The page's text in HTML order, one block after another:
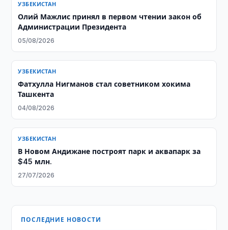
УЗБЕКИСТАН
Олий Мажлис принял в первом чтении закон об
Администрации Президента
05/08/2026
УЗБЕКИСТАН
Фатхулла Нигманов стал советником хокима
Ташкента
04/08/2026
УЗБЕКИСТАН
В Новом Андижане построят парк и аквапарк за
$45 млн.
27/07/2026
ПОСЛЕДНИЕ НОВОСТИ